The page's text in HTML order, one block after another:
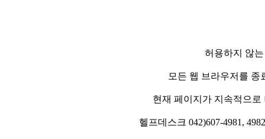
허용하지 않
모든 웹 브라우저를
현재 페이지가 지속적으
헬프데스크 042)607-4981,